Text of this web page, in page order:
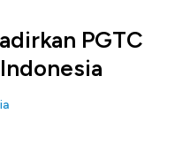
PGTC